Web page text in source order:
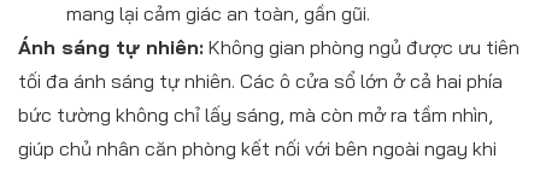
mang lại cảm giác an toàn, gần gũi.
Ánh sáng tự nhiên: Không gian phòng ngủ được ưu tiên
tối đa ánh sáng tự nhiên. Các ô cửa sổ lớn ở cả hai phía
bức tường không chỉ lấy sáng, mà còn mở ra tầm nhìn,
giúp chủ nhân căn phòng kết nối với bên ngoài ngay khi